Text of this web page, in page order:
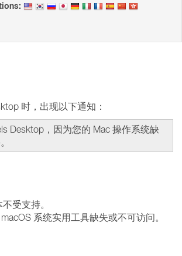
时，出现以下通知：
Desktop，因为您的 Mac 操作系统缺
受支持。
系统实用工具缺失或不可访问。